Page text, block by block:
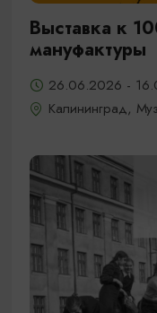
Выставка к
мануфактуры
26.06.2026 -
Калининград,